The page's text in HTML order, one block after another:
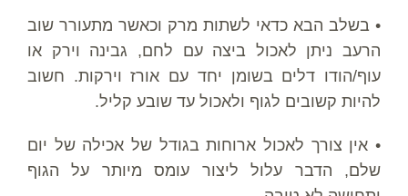
• בשלב הבא כדאי לשתות מרק וכאשר מתעורר שוב
הרעב ניתן לאכול ביצה עם לחם, גבינה וירק או
עוף/הודו דלים בשומן יחד עם אורז וירקות. חשוב
להיות קשובים לגוף ולאכול עד שובע קליל.
• אין צורך לאכול ארוחות בגודל של אכילה של יום
שלם, הדבר עלול ליצור עומס מיותר על הגוף